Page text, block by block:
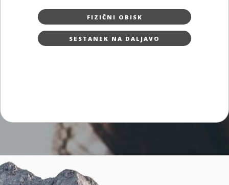
FIZIČNI OBISK
SESTANEK NA DALJAVO